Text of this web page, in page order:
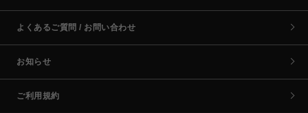
よくあるご質問 / お問い合わせ
お知らせ
ご利用規約